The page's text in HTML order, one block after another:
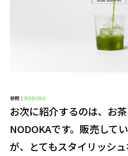
参照： NODOKA
お次に紹介するのは、お
NODOKAです。販売して
が、とてもスタイリッシ